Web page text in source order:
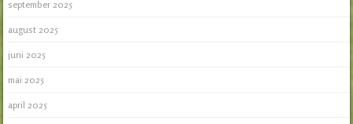
september 2025
august 2025
juni 2025
mai 2025
april 2025